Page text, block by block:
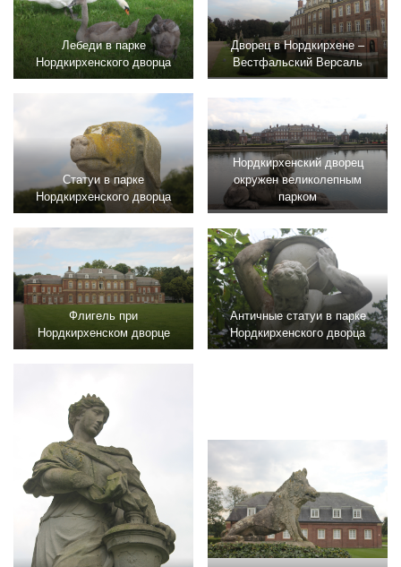
Лебеди в парке
Нордкирхенского дворца
Дворец в Нордкирхене –
Вестфальский Версаль
Статуи в парке
Нордкирхенского дворца
Нордкирхенский дворец
окружен великолепным
парком
Флигель при
Нордкирхенском дворце
Античные статуи в парке
Нордкирхенского дворца